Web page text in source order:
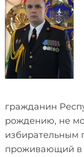
гражданин
рождению, не
избирательным
проживающий в